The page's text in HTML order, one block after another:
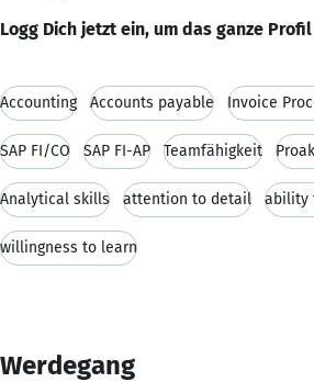
Logg Dich jetzt ein, um das ganze
Accounting Accounts payable Invoice
SAP FI/CO SAP FI-AP Teamfähigkeit
Analytical skills attention to detail ability
willingness to learn
Werdegang